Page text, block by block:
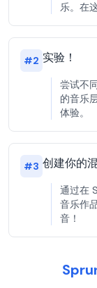
乐。在
#2 实验！
尝试不
的音乐
体验。
#3 创建你的
通过在
音乐作
音！